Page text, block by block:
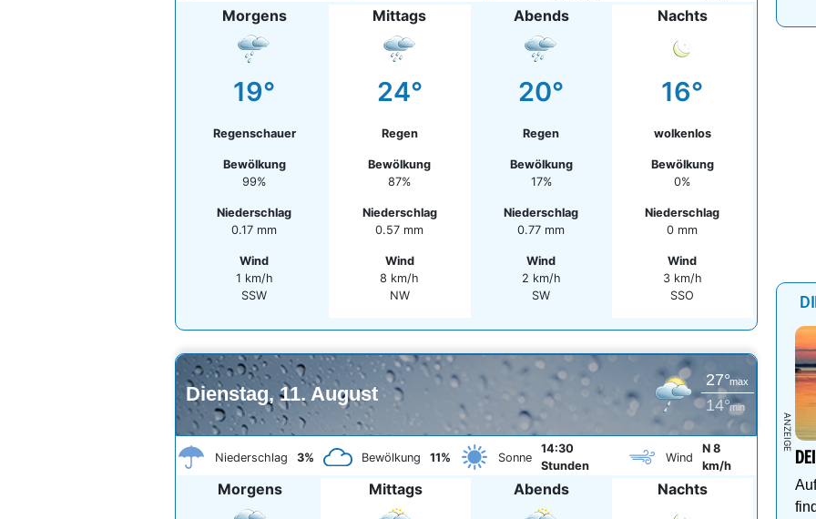
Morgens
19°
Regenschauer
Bewölkung
99%
Niederschlag
0.17 mm
Wind
1 km/h
SSW
Mittags
24°
Regen
Bewölkung
87%
Niederschlag
0.57 mm
Wind
8 km/h
NW
Abends
20°
Regen
Bewölkung
17%
Niederschlag
0.77 mm
Wind
2 km/h
SW
Nachts
16°
wolkenlos
Bewölkung
0%
Niederschlag
0 mm
Wind
3 km/h
SSO
Dienstag, 11. August
27°max
14°min
Niederschlag 3% Bewölkung 11% Sonne
14:30
Stunden
Wind
N 8
km/h
Morgens Mittags Abends Nachts